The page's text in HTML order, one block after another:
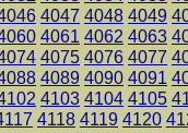
4047 4048 4049
4061 4062 4063
4075 4076 4077
4089 4090 4091
4103 4104 4105
4118 4119 4120